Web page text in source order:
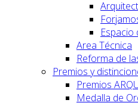
Espacio
Area Técnica
Reforma de
Premios y
Premios
Medalla de